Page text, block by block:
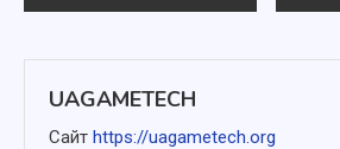
записям
UAGAMETECH
Сайт https://uagametech.org